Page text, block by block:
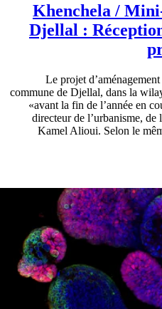
Khenchela /
Djellal :
Le projet
commune de Djellal, dans la
«avant la fin de l’année en
directeur de l’urbanisme, de
Kamel Alioui. Selon le